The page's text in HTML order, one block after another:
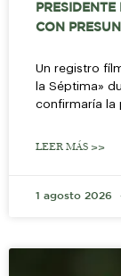
CON
Un registro
la Séptima»
confirmaría la
LEER MÁS >>
1 agosto 2026